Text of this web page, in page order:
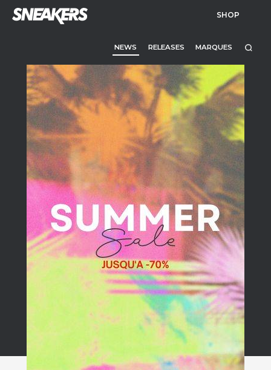
SHOP
NEWS RELEASES MARQUES